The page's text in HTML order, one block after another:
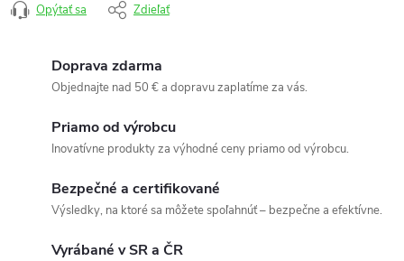
Opýtať sa Zdieľať
Doprava zdarma
Objednajte nad 50 € a dopravu zaplatíme za vás.
Priamo od výrobcu
Inovatívne produkty za výhodné ceny priamo od výrobcu.
Bezpečné a certifikované
Výsledky, na ktoré sa môžete spoľahnúť – bezpečne a efektívne.
Vyrábané v SR a ČR